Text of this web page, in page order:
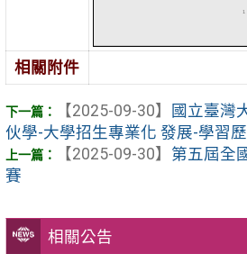
相關公告
相關附件
【2025-09-30】
國立臺灣
伙學-大學招生專業化 發展-學習歷
【2025-09-30】 第五屆全
賽